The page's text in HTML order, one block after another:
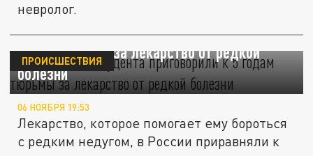
невролог.
В Хабаровске студента приговорили к 5
годам тюрьмы за лекарство от редкой
болезни
ПРОИСШЕСТВИЯ
06 НОЯБРЯ 19:53
Лекарство, которое помогает ему бороться
с редким недугом, в России приравняли к